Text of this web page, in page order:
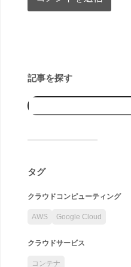
記事を探す
タグ
クラウドコンピューティング
AWS Google Cloud
クラウドサービス
コンテナ